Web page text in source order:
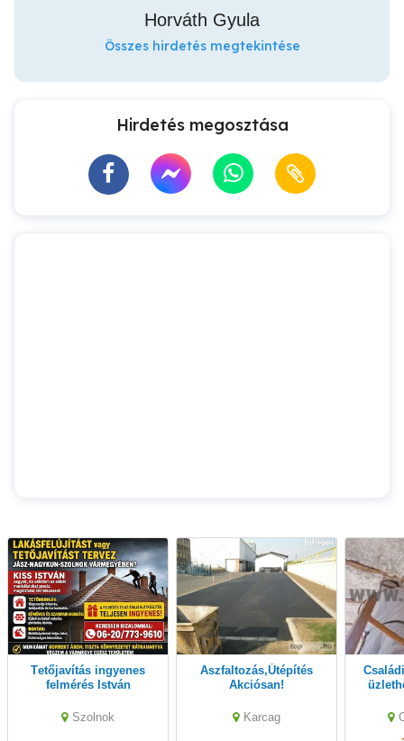
Horváth Gyula
Összes hirdetés megtekintése
Hirdetés megosztása
Tetőjavítás ingyenes
felmérés István
Szolnok
Aszfaltozás,Útépítés
Akciósan!
Karcag
Családi házak, irodák,